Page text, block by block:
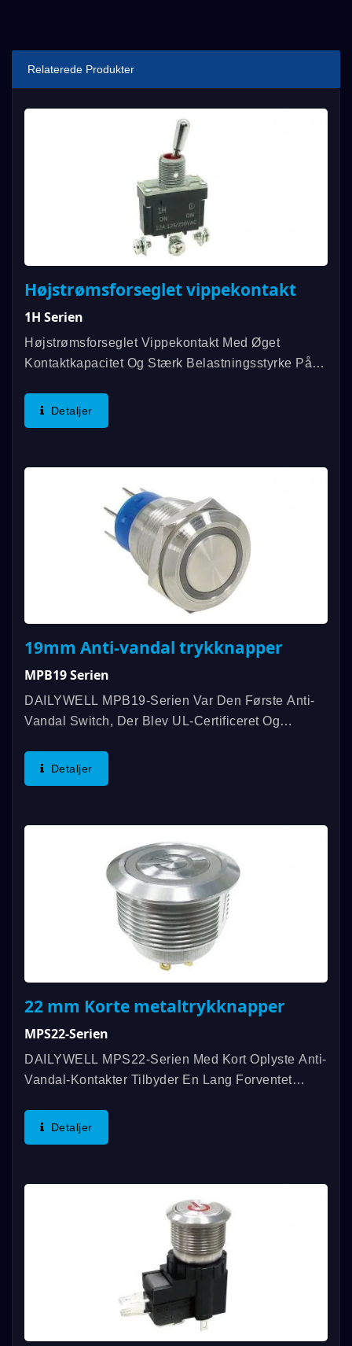
Relaterede Produkter
Højstrømsforseglet vippekontakt
1H Serien
Højstrømsforseglet Vippekontakt Med Øget
Kontaktkapacitet Og Stærk Belastningsstyrke På
Indersiden Af Rystehåndtaget Med
Silikoneinjektionsstøbning Opnår...
Detaljer
19mm Anti-vandal trykknapper
MPB19 Serien
DAILYWELL MPB19-Serien Var Den Første Anti-
Vandal Switch, Der Blev UL-Certificeret Og
3A/28VDC. Yderligere Funktioner Inkluderer En
Bedømmelse På IP67, SPDT Eller...
Detaljer
22 mm Korte metaltrykknapper
MPS22-Serien
DAILYWELL MPS22-Serien Med Kort Oplyste Anti-
Vandal-Kontakter Tilbyder En Lang Forventet
Cyklusser Og Elektrisk Levetid Op Til 200.000
Cyklusser. Vurderingen...
Detaljer